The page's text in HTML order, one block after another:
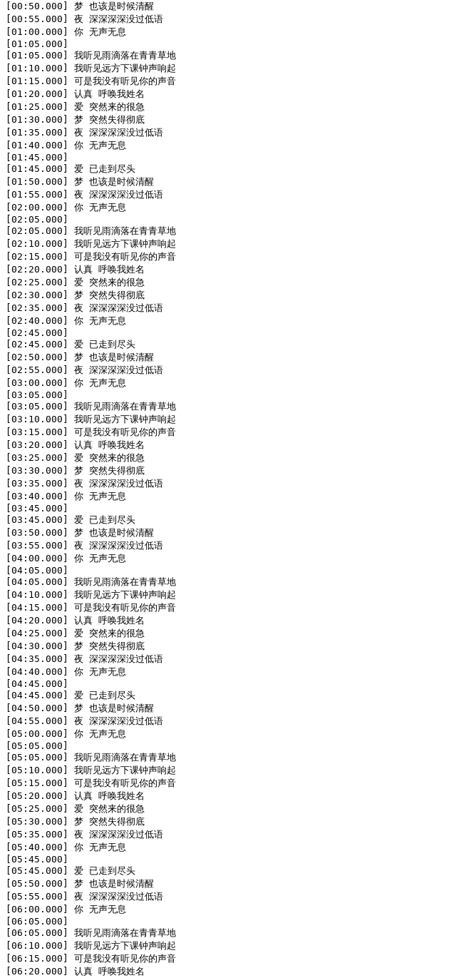
[00:50.000] 梦 也该是时候清醒
[00:55.000] 夜 深深深深没过低语
[01:00.000] 你 无声无息
[01:05.000]
[01:05.000] 我听见雨滴落在青青草地
[01:10.000] 我听见远方下课钟声响起
[01:15.000] 可是我没有听见你的声音
[01:20.000] 认真 呼唤我姓名
[01:25.000] 爱 突然来的很急
[01:30.000] 梦 突然失得彻底
[01:35.000] 夜 深深深深没过低语
[01:40.000] 你 无声无息
[01:45.000]
[01:45.000] 爱 已走到尽头
[01:50.000] 梦 也该是时候清醒
[01:55.000] 夜 深深深深没过低语
[02:00.000] 你 无声无息
[02:05.000]
[02:05.000] 我听见雨滴落在青青草地
[02:10.000] 我听见远方下课钟声响起
[02:15.000] 可是我没有听见你的声音
[02:20.000] 认真 呼唤我姓名
[02:25.000] 爱 突然来的很急
[02:30.000] 梦 突然失得彻底
[02:35.000] 夜 深深深深没过低语
[02:40.000] 你 无声无息
[02:45.000]
[02:45.000] 爱 已走到尽头
[02:50.000] 梦 也该是时候清醒
[02:55.000] 夜 深深深深没过低语
[03:00.000] 你 无声无息
[03:05.000]
[03:05.000] 我听见雨滴落在青青草地
[03:10.000] 我听见远方下课钟声响起
[03:15.000] 可是我没有听见你的声音
[03:20.000] 认真 呼唤我姓名
[03:25.000] 爱 突然来的很急
[03:30.000] 梦 突然失得彻底
[03:35.000] 夜 深深深深没过低语
[03:40.000] 你 无声无息
[03:45.000]
[03:45.000] 爱 已走到尽头
[03:50.000] 梦 也该是时候清醒
[03:55.000] 夜 深深深深没过低语
[04:00.000] 你 无声无息
[04:05.000]
[04:05.000] 我听见雨滴落在青青草地
[04:10.000] 我听见远方下课钟声响起
[04:15.000] 可是我没有听见你的声音
[04:20.000] 认真 呼唤我姓名
[04:25.000] 爱 突然来的很急
[04:30.000] 梦 突然失得彻底
[04:35.000] 夜 深深深深没过低语
[04:40.000] 你 无声无息
[04:45.000]
[04:45.000] 爱 已走到尽头
[04:50.000] 梦 也该是时候清醒
[04:55.000] 夜 深深深深没过低语
[05:00.000] 你 无声无息
[05:05.000]
[05:05.000] 我听见雨滴落在青青草地
[05:10.000] 我听见远方下课钟声响起
[05:15.000] 可是我没有听见你的声音
[05:20.000] 认真 呼唤我姓名
[05:25.000] 爱 突然来的很急
[05:30.000] 梦 突然失得彻底
[05:35.000] 夜 深深深深没过低语
[05:40.000] 你 无声无息
[05:45.000]
[05:45.000] 爱 已走到尽头
[05:50.000] 梦 也该是时候清醒
[05:55.000] 夜 深深深深没过低语
[06:00.000] 你 无声无息
[06:05.000]
[06:05.000] 我听见雨滴落在青青草地
[06:10.000] 我听见远方下课钟声响起
[06:15.000] 可是我没有听见你的声音
[06:20.000] 认真 呼唤我姓名